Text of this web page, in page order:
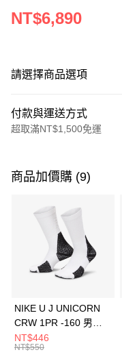
NT$6,890
請選擇商品選項
付款與運送方式
超取滿NT$1,500免運
信用卡一次付款
3 期 0 利率 每期
合作金庫商業銀行
華南商業銀行
上海商業儲蓄銀行
元大商業銀行
Apple Pay
全盈+PAY
AFTEE先享後付
商品加價購 (9)
NIKE U J UNICORN
CRW 1PR -160 男女
中統襪 FZ3393100
NT$446
NT$550